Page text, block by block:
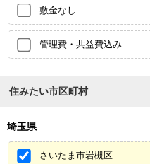
敷金なし
管理費・共益費込み
住みたい市区町村
埼玉県
さいたま市岩槻区